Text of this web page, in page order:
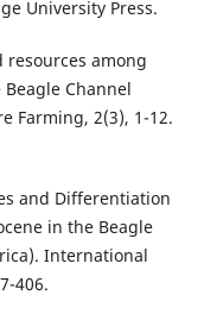
University Press.
resources among
Channel
Farming, 2(3), 1-12.
and Differentiation
in the Beagle
International
406.